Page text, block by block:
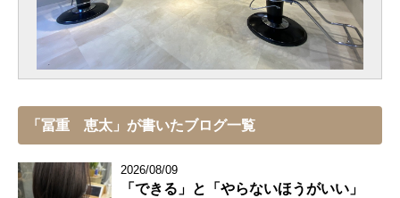
「冨重 恵太」が書いたブログ一覧
2026/08/09
「できる」と「やらないほうがいい」